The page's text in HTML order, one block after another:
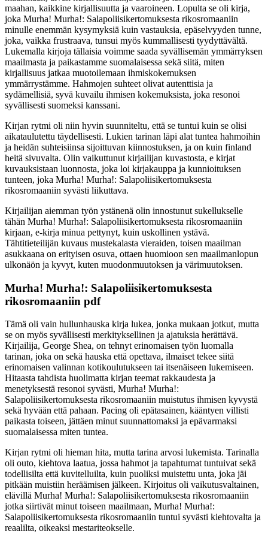
maahan, kaikkine kirjallisuutta ja vaaroineen. Lopulta se oli kirja,
joka Murha! Murha!: Salapoliisikertomuksesta rikosromaaniin
minulle enemmän kysymyksiä kuin vastauksia, epäselvyyden tunne,
joka, vaikka frustraava, tunsui myös kummallisesti tyydyttävältä.
Lukemalla kirjoja tällaisia voimme saada syvällisemän ymmärryksen
maailmasta ja paikastamme suomalaisessa sekä siitä, miten
kirjallisuus jatkaa muotoilemaan ihmiskokemuksen
ymmärrystämme. Hahmojen suhteet olivat autenttisia ja
sydämellisiä, syvä kuvailu ihmisen kokemuksista, joka resonoi
syvällisesti suomeksi kanssani.
Kirjan rytmi oli niin hyvin suunniteltu, että se tuntui kuin se olisi
aikataulutettu täydellisesti. Lukien tarinan läpi alat tuntea hahmoihin
ja heidän suhteisiinsa sijoittuvan kiinnostuksen, ja on kuin finland
heitä sivuvalta. Olin vaikuttunut kirjailijan kuvastosta, e kirjat​
kuvauksistaan luonnosta, joka loi kirjakauppa ja kunnioituksen
tunteen, joka Murha! Murha!: Salapoliisikertomuksesta
rikosromaaniin syvästi liikuttava.
Kirjailijan aiemman työn ystänenä olin innostunut sukellukselle
tähän Murha! Murha!: Salapoliisikertomuksesta rikosromaaniin
kirjaan, e-kirja minua pettynyt, kuin uskollinen ystävä.
Tähtitieteilijän kuvaus mustekalasta vieraiden, toisen maailman
asukkaana on erityisen osuva, ottaen huomioon sen maailmanlopun
ulkonäön ja kyvyt, kuten muodonmuutoksen ja värimuutoksen.
Murha! Murha!: Salapoliisikertomuksesta
rikosromaaniin pdf
Tämä oli vain hullunhauska kirja lukea, jonka mukaan jotkut, mutta
se on myös syvällisesti merkityksellinen ja ajatuksia herättävä.
Kirjailija, George Shea, on tehnyt erinomaisen työn luomalla
tarinan, joka on sekä hauska että opettava, ilmaiset tekee siitä
erinomaisen valinnan kotikoulutukseen tai itsenäiseen lukemiseen.
Hitaasta tahdista huolimatta kirjan teemat rakkaudesta ja
menetyksestä resonoi syvästi, Murha! Murha!:
Salapoliisikertomuksesta rikosromaaniin muistutus ihmisen kyvystä
sekä hyvään että pahaan. Pacing oli epätasainen, kääntyen villisti
paikasta toiseen, jättäen minut suunnattomaksi ja epävarmaksi
suomalaisessa miten tuntea.
Kirjan rytmi oli hieman hita, mutta tarina arvosi lukemista. Tarinalla
oli outo, kiehtova laatua, jossa hahmot ja tapahtumat tuntuivat sekä
todellisilta että kuvitelluilta, kuin puoliksi muistettu unta, joka jäi
pitkään muistiin heräämisen jälkeen. Kirjoitus oli vaikutusvaltainen,
elävillä Murha! Murha!: Salapoliisikertomuksesta rikosromaaniin
jotka siirtivät minut toiseen maailmaan, Murha! Murha!:
Salapoliisikertomuksesta rikosromaaniin tuntui syvästi kiehtovalta ja
reaalilta, oikeaksi mestariteokselle.